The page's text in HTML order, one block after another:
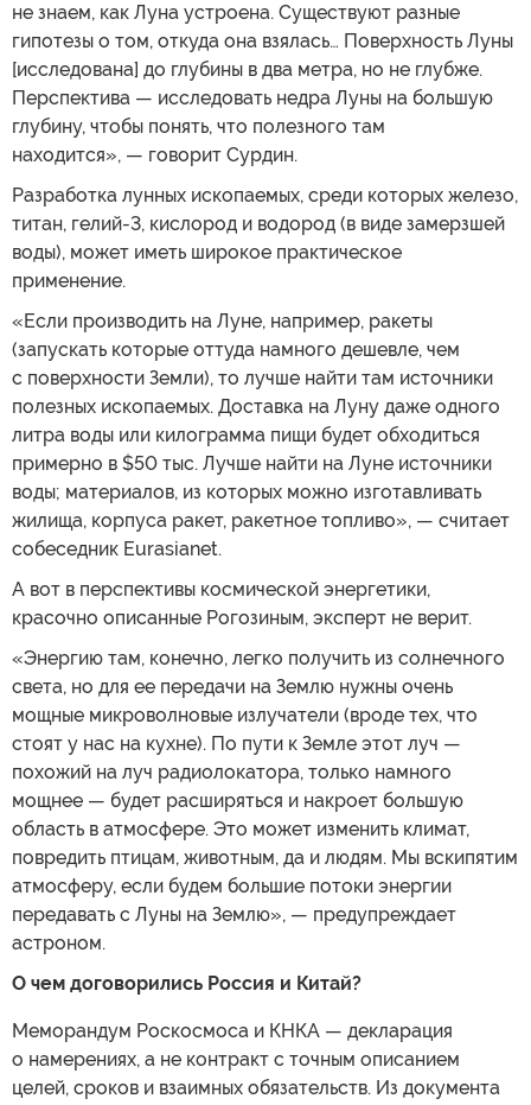
не знаем, как Луна устроена. Существуют разные
гипотезы о том, откуда она взялась… Поверхность Луны
[исследована] до глубины в два метра, но не глубже.
Перспектива — исследовать недра Луны на большую
глубину, чтобы понять, что полезного там
находится», — говорит Сурдин.
Разработка лунных ископаемых, среди которых железо,
титан, гелий-3, кислород и водород (в виде замерзшей
воды), может иметь широкое практическое
применение.
«Если производить на Луне, например, ракеты
(запускать которые оттуда намного дешевле, чем
с поверхности Земли), то лучше найти там источники
полезных ископаемых. Доставка на Луну даже одного
литра воды или килограмма пищи будет обходиться
примерно в $50 тыс. Лучше найти на Луне источники
воды; материалов, из которых можно изготавливать
жилища, корпуса ракет, ракетное топливо», — считает
собеседник Eurasianet.
А вот в перспективы космической энергетики,
красочно описанные Рогозиным, эксперт не верит.
«Энергию там, конечно, легко получить из солнечного
света, но для ее передачи на Землю нужны очень
мощные микроволновые излучатели (вроде тех, что
стоят у нас на кухне). По пути к Земле этот луч —
похожий на луч радиолокатора, только намного
мощнее — будет расширяться и накроет большую
область в атмосфере. Это может изменить климат,
повредить птицам, животным, да и людям. Мы вскипятим
атмосферу, если будем большие потоки энергии
передавать с Луны на Землю», — предупреждает
астроном.
О чем договорились Россия и Китай?
Меморандум Роскосмоса и КНКА — декларация
о намерениях, а не контракт с точным описанием
целей, сроков и взаимных обязательств. Из документа